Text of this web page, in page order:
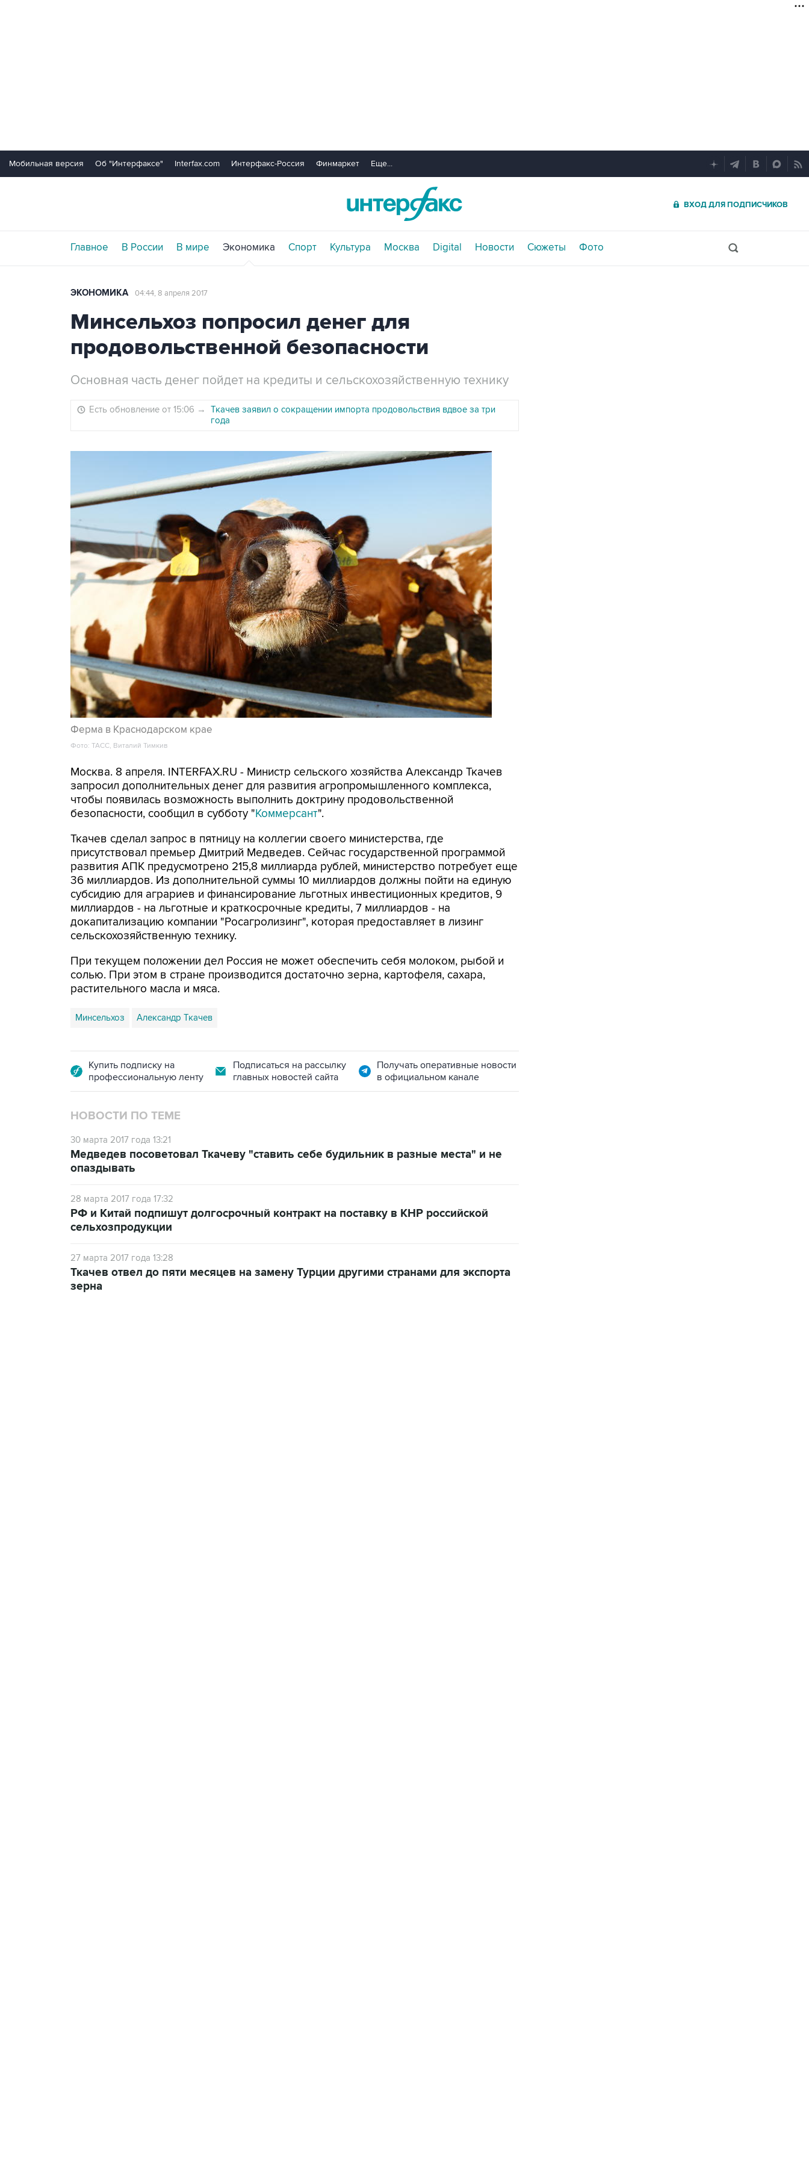
Мобильная версия Об "Интерфаксе" Interfax.com Интерфакс-Россия Финмаркет Еще...
ВХОД ДЛЯ ПОДПИСЧИКОВ
Главное В России В мире Экономика Спорт Культура Москва Digital Новости Сюжеты Фото
ЭКОНОМИКА 04:44, 8 апреля 2017
Минсельхоз попросил денег для
продовольственной безопасности
Основная часть денег пойдет на кредиты и сельскохозяйственную технику
Есть обновление от 15:06 →
Ткачев заявил о сокращении импорта продовольствия вдвое за три
года
Ферма в Краснодарском крае
Фото: ТАСС, Виталий Тимкив
Москва. 8 апреля. INTERFAX.RU - Министр сельского хозяйства Александр Ткачев
запросил дополнительных денег для развития агропромышленного комплекса,
чтобы появилась возможность выполнить доктрину продовольственной
безопасности, сообщил в субботу "Коммерсант".
Ткачев сделал запрос в пятницу на коллегии своего министерства, где
присутствовал премьер Дмитрий Медведев. Сейчас государственной программой
развития АПК предусмотрено 215,8 миллиарда рублей, министерство потребует еще
36 миллиардов. Из дополнительной суммы 10 миллиардов должны пойти на единую
субсидию для аграриев и финансирование льготных инвестиционных кредитов, 9
миллиардов - на льготные и краткосрочные кредиты, 7 миллиардов - на
докапитализацию компании "Росагролизинг", которая предоставляет в лизинг
сельскохозяйственную технику.
При текущем положении дел Россия не может обеспечить себя молоком, рыбой и
солью. При этом в стране производится достаточно зерна, картофеля, сахара,
растительного масла и мяса.
Минсельхоз Александр Ткачев
Купить подписку на
профессиональную ленту
Подписаться на рассылку
главных новостей сайта
Получать оперативные новости
в официальном канале
НОВОСТИ ПО ТЕМЕ
30 марта 2017 года 13:21
Медведев посоветовал Ткачеву "ставить себе будильник в разные места" и не
опаздывать
28 марта 2017 года 17:32
РФ и Китай подпишут долгосрочный контракт на поставку в КНР российской
сельхозпродукции
27 марта 2017 года 13:28
Ткачев отвел до пяти месяцев на замену Турции другими странами для экспорта
зерна